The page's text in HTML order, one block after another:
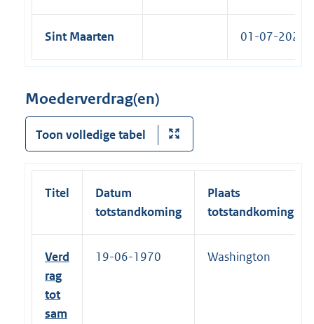
Sint Maarten 01-07-2025
Moederverdrag(en)
Toon volledige tabel
Titel
Datum
totstandkoming
Plaats
totstandkoming
Verd
rag
tot
sam
19-06-1970 Washington